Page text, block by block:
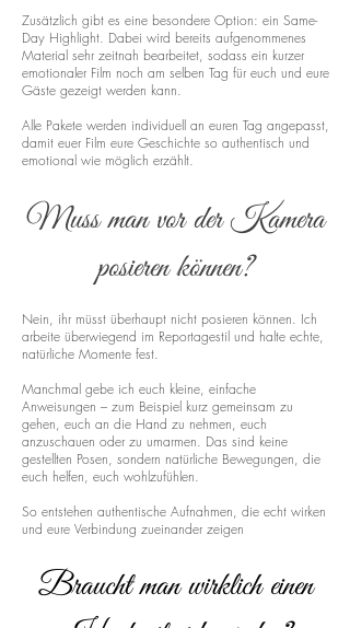
Zusätzlich gibt es eine besondere Option: ein Same-
Day Highlight. Dabei wird bereits aufgenommenes
Material sehr zeitnah bearbeitet, sodass ein kurzer
emotionaler Film noch am selben Tag für euch und eure
Gäste gezeigt werden kann.
Alle Pakete werden individuell an euren Tag angepasst,
damit euer Film eure Geschichte so authentisch und
emotional wie möglich erzählt.
Muss man vor der Kamera
posieren können?
Nein, ihr müsst überhaupt nicht posieren können. Ich
arbeite überwiegend im Reportagestil und halte echte,
natürliche Momente fest.
Manchmal gebe ich euch kleine, einfache
Anweisungen – zum Beispiel kurz gemeinsam zu
gehen, euch an die Hand zu nehmen, euch
anzuschauen oder zu umarmen. Das sind keine
gestellten Posen, sondern natürliche Bewegungen, die
euch helfen, euch wohlzufühlen.
So entstehen authentische Aufnahmen, die echt wirken
und eure Verbindung zueinander zeigen
Braucht man wirklich einen